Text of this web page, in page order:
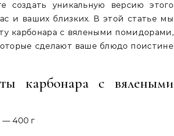
создать уникальную версию этого
и ваших близких. В этой статье мы
карбонара с вялеными помидорами,
сделают ваше блюдо поистине
карбонара с вялеными
— 400 г